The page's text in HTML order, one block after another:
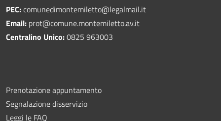
PEC:comunedimontemiletto@legalmail.it
Email: prot@comune.montemiletto.av.it
Centralino Unico:0825 963003
Prenotazione appuntamento
Segnalazione disservizio
Leggi le FAQ